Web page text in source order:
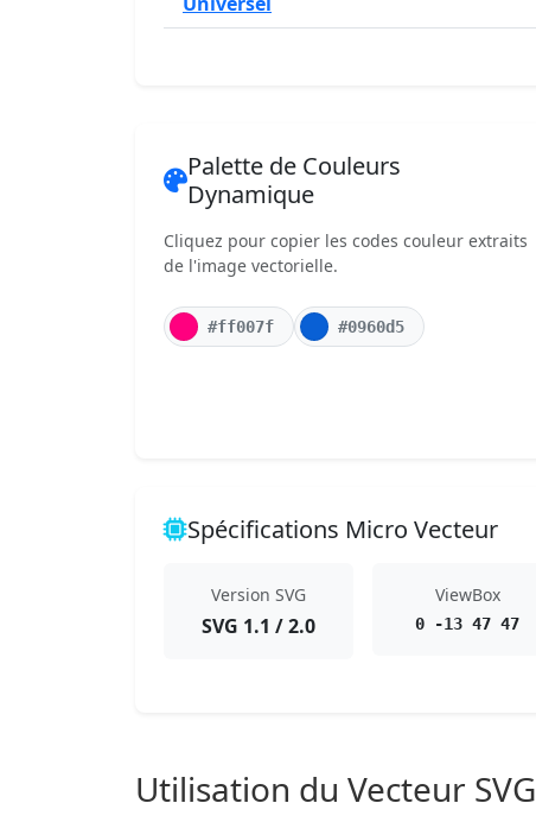
Palette de Couleurs
Dynamique
Cliquez pour copier les codes couleur extraits
de l'image vectorielle.
#ff007f #0960d5
Spécifications Micro Vecteur
Version SVG
SVG 1.1 / 2.0
ViewBox
0 -13 47 47
Utilisation du Vecteur SVG